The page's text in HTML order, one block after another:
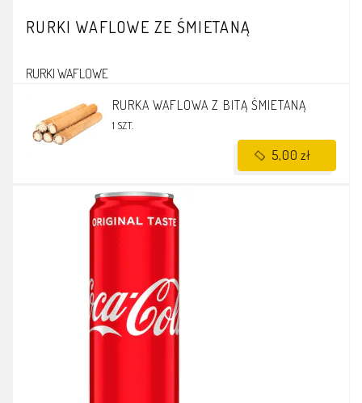
RURKI WAFLOWE ZE ŚMIETANĄ
RURKI WAFLOWE
RURKA WAFLOWA Z BITĄ ŚMIETANĄ
1 SZT.